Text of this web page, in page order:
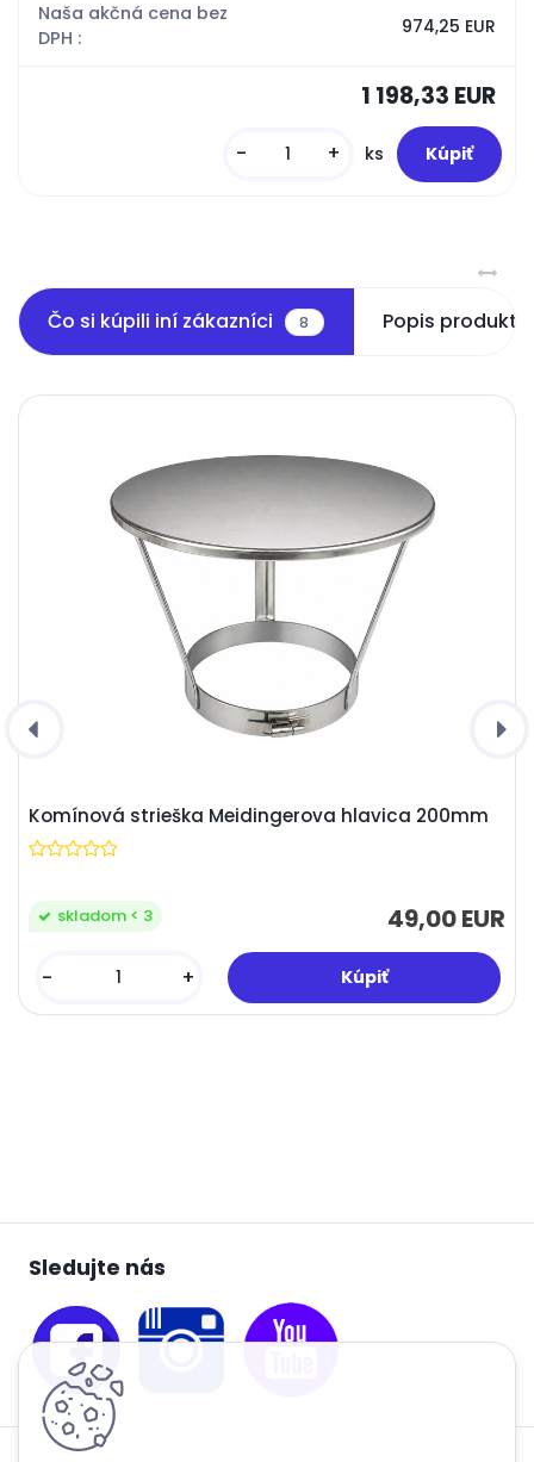
Naša akčná cena bez
DPH :
974,25 EUR
1 198,33 EUR
- + ks
Čo si kúpili iní zákazníci 8 Popis produktu
Komínová strieška Meidingerova hlavica 200mm
49,00 EUR
skladom < 3
- +
Sledujte nás